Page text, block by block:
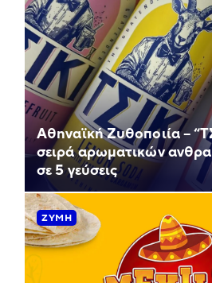
Αθηναϊκή Ζυθοποιία –
σειρά αρωματικών
σε 5 γεύσεις
ΖΎΜΗ